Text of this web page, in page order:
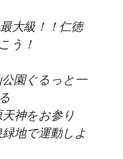
大級！！仁徳
う！
園ぐるっと一
神をお参り
地で運動しよ